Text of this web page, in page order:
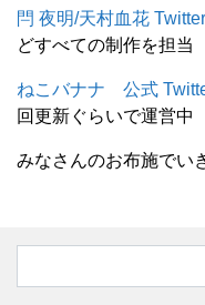
閂 夜明/天村血花
どすべての制作を担当
ねこバナナ 公式
回更新ぐらいで運営中
みなさんのお布施でい